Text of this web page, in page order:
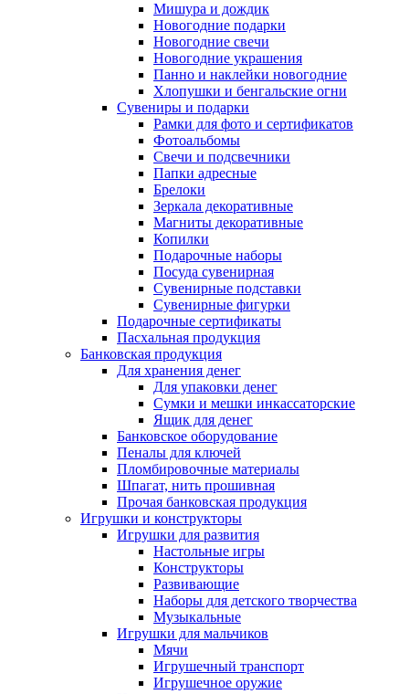
Мишура и дождик
Новогодние подарки
Новогодние свечи
Новогодние украшения
Панно и наклейки новогодние
Хлопушки и бенгальские огни
Сувениры и подарки
Рамки для фото и сертификатов
Фотоальбомы
Свечи и подсвечники
Папки адресные
Брелоки
Зеркала декоративные
Магниты декоративные
Копилки
Подарочные наборы
Посуда сувенирная
Сувенирные подставки
Сувенирные фигурки
Подарочные сертификаты
Пасхальная продукция
Банковская продукция
Для хранения денег
Для упаковки денег
Сумки и мешки инкассаторские
Ящик для денег
Банковское оборудование
Пеналы для ключей
Пломбировочные материалы
Шпагат, нить прошивная
Прочая банковская продукция
Игрушки и конструкторы
Игрушки для развития
Настольные игры
Конструкторы
Развивающие
Наборы для детского творчества
Музыкальные
Игрушки для мальчиков
Мячи
Игрушечный транспорт
Игрушечное оружие